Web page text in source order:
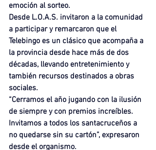
emoción al sorteo.
Desde L.O.A.S. invitaron a la comunidad
a participar y remarcaron que el
Telebingo es un clásico que acompaña a
la provincia desde hace más de dos
décadas, llevando entretenimiento y
también recursos destinados a obras
sociales.
“Cerramos el año jugando con la ilusión
de siempre y con premios increíbles.
Invitamos a todos los santacruceños a
no quedarse sin su cartón”, expresaron
desde el organismo.